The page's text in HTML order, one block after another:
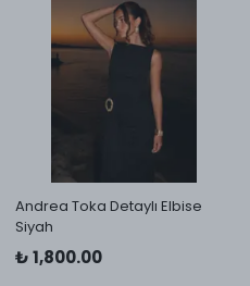
Andrea Toka Detaylı Elbise
Siyah
₺ 1,800.00